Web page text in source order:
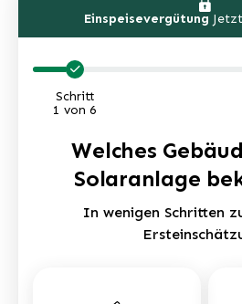
Einspeisevergütung
Schritt
1 von6
Welches
Solaranlage
In wenigen Schritten